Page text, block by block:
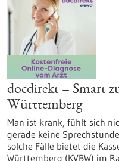
docdirekt – Smart
Württemberg
Man ist krank, fühlt sich
gerade keine
solche Fälle bietet die
Württemberg (KVBW) im